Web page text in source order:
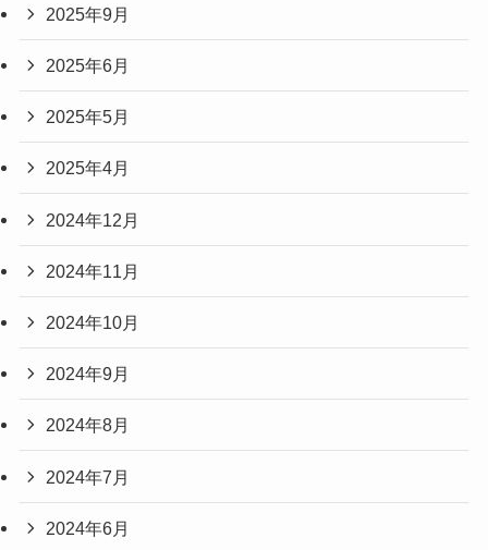
2025年9月
2025年6月
2025年5月
2025年4月
2024年12月
2024年11月
2024年10月
2024年9月
2024年8月
2024年7月
2024年6月